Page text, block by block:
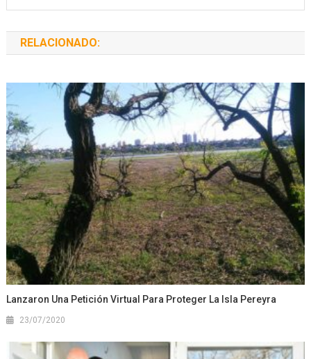
RELACIONADO:
Lanzaron Una Petición Virtual Para Proteger La Isla Pereyra
23/07/2020